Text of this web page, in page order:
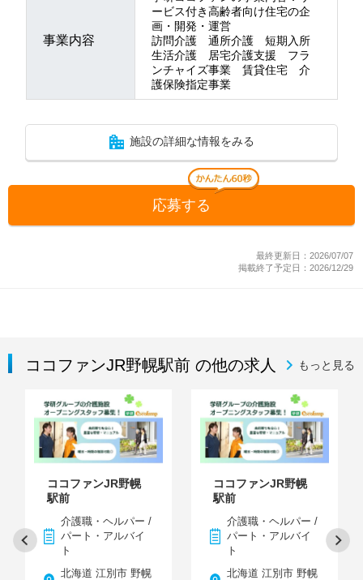
事業内容
ービス付き高齢者向け住宅の企
画・開発・運営
訪問介護 通所介護 短期入所
生活介護 居宅介護支援 フラ
ンチャイズ事業 賃貸住宅 介
護保険指定事業
施設の詳細な情報をみる
応募する
最終更新日：2026/07/07
掲載終了予定日：2026/12/29
ココファンJR野幌駅前 の他の求人 もっと見る
ココファンJR野幌
駅前
介護職・ヘルパー /
パート・アルバイ
ト
北海道 江別市 野幌
ココファンJR野幌
駅前
介護職・ヘルパー /
パート・アルバイ
ト
北海道 江別市 野幌